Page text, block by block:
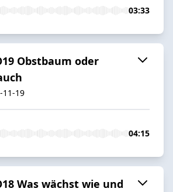
03:33
Obstbaum oder
11-19
04:15
Was wächst wie und